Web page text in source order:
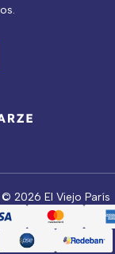
© 2026 El Viejo París